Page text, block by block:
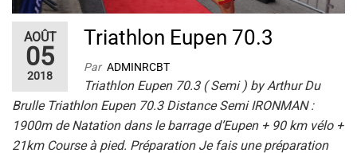
AOÛT
05
2018
Triathlon Eupen 70.3
Par ADMINRCBT
Triathlon Eupen 70.3 ( Semi ) by Arthur Du
Brulle Triathlon Eupen 70.3 Distance Semi IRONMAN :
1900m de Natation dans le barrage d’Eupen + 90 km vélo +
21km Course à pied. Préparation Je fais une préparation